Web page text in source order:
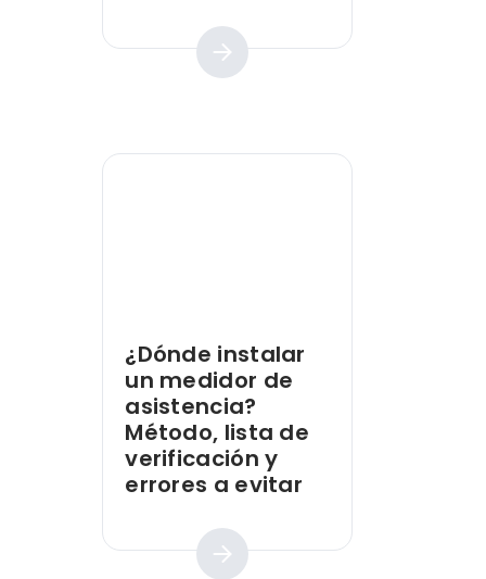
¿Dónde instalar
un medidor de
asistencia?
Método, lista de
verificación y
errores a evitar